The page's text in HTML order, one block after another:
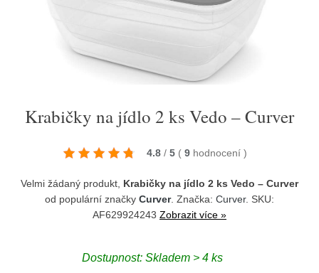
Krabičky na jídlo 2 ks Vedo – Curver
4.8 / 5 ( 9 hodnocení )
Velmi žádaný produkt, Krabičky na jídlo 2 ks Vedo – Curver
od populární značky Curver. Značka: Curver. SKU:
AF629924243 Zobrazit více »
Dostupnost: Skladem > 4 ks